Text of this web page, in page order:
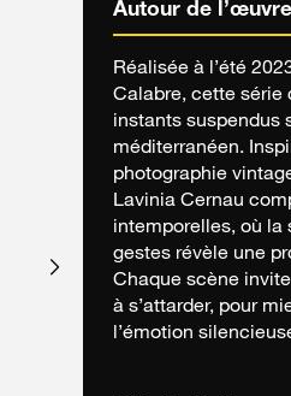
Autour de l’œuvre
Réalisée à l’été
Calabre, cette série
instants suspendus
méditerranéen.
photographie
Lavinia Cernau
intemporelles, où la
gestes révèle une
Chaque scène
à s’attarder, pour
l’émotion